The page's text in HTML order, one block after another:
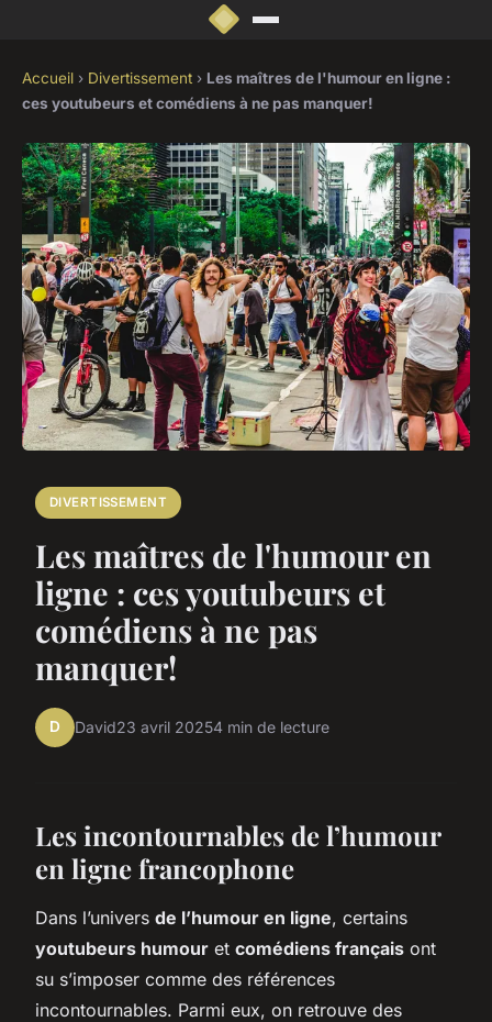
Accueil › Divertissement › Les maîtres de l'humour en ligne :
ces youtubeurs et comédiens à ne pas manquer!
DIVERTISSEMENT
Les maîtres de l'humour en
ligne : ces youtubeurs et
comédiens à ne pas
manquer!
D David23 avril 20254 min de lecture
Les incontournables de l’humour
en ligne francophone
Dans l’univers de l’humour en ligne, certains
youtubeurs humour et comédiens français ont
su s’imposer comme des références
incontournables. Parmi eux, on retrouve des